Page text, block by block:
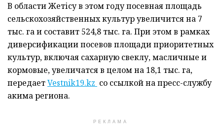
В области Жетісу в этом году посевная площадь
сельскохозяйственных культур увеличится на 7
тыс. га и составит 524,8 тыс. га. При этом в рамках
диверсификации посевов площади приоритетных
культур, включая сахарную свеклу, масличные и
кормовые, увеличатся в целом на 18,1 тыс. га,
передаетVestnik19.kz со ссылкой на пресс-службу
акима региона.
РЕКЛАМА